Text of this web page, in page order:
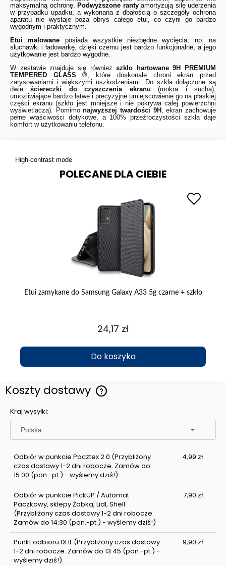
maksymalną ochronę. Podwyższone rantyamortyzują siłę uderzenia
w przypadku upadku, a wykonana z dbałością o szczegóły ochrona
aparatu nie wystaje poza obrys całego etui, co czyni go bardzo
wygodnym i praktycznym.
Etui malowane posiada wszystkie niezbędne wycięcia, np. na
słuchawki i ładowarkę, dzięki czemu jest bardzo funkcjonalne, a jego
użytkowanie jest bardzo wygodne.
W zestawie znajduje się równieższkło hartowane 9H
PREMIUM
TEMPERED GLASS ®, które doskonale chroni ekran przed
zarysowaniami i większymi uszkodzeniami. Do szkła dołączone są
dwieściereczki do czyszczenia ekranu (mokra i sucha),
umożliwiające bardzo łatwe i precyzyjne umiejscowienie go na płaskiej
części ekranu (szkło jest mniejsze i nie pokrywa całej powierzchni
wyświetlacza). Pomimonajwyższej twardości 9H , ekran zachowuje
pełne właściwości dotykowe, a 100% przeźroczystości szkła daje
komfort w użytkowaniu telefonu.
High-contrast mode
POLECANE DLA CIEBIE
Etui zamykane do Samsung Galaxy A33 5g czarne + szkło
24,17 zł
Do koszyka
Koszty dostawy
Kraj wysyłki:
Odbiór w punkcie Pocztex 2.0 (Przybliżony
czas dostawy 1-2 dni robocze. Zamów do
15:00 (pon.-pt.) - wyślemy dziś!)
4,99 zł
Odbiór w punkcie PickUP / Automat
Paczkowy, sklepy Żabka, Lidl, Shell
(Przybliżony czas dostawy 1-2 dni robocze.
Zamów do 14:30 (pon.-pt.) - wyślemy dziś!)
7,90 zł
Punkt odbioru DHL(Przybliżony czas dostawy
1-2 dni robocze. Zamów do 13:45 (pon.-pt.) -
wyślemy dziś!)
9,90 zł